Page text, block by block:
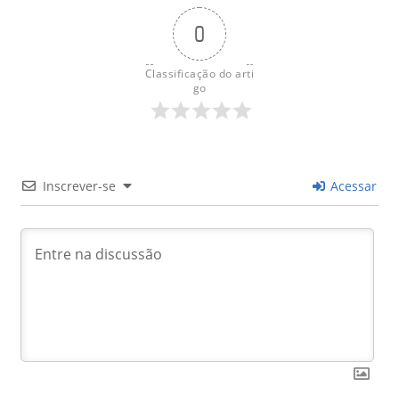
0
Classificação do arti
go
Inscrever-se Acessar